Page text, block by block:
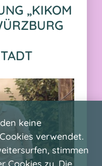
„KIKOM
keine
verwendet.
stimmen